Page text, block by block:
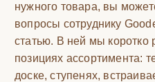
нужного товара, вы
вопросы сотруднику
статью. В ней мы коротко
позициях ассортимента:
доске, ступенях,